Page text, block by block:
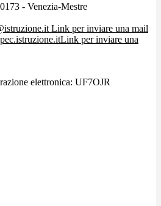
- Venezia-Mestre
Link per inviare una mail
Link per inviare una
elettronica: UF7OJR